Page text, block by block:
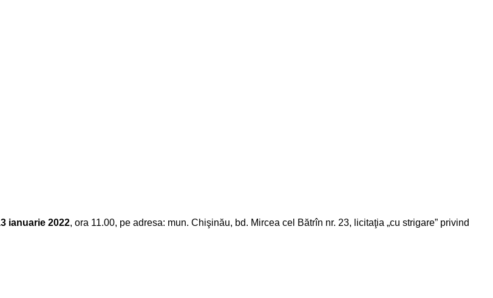
ianuarie 2022, ora 11.00, pe adresa: mun. Chişinău, bd. Mircea cel Bătrîn nr. 23, licitaţia „cu strigare” privind